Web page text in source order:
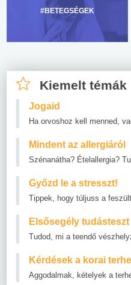
#BETEGSÉGEK
Kiemelt témák
Jogaid
Ha orvoshoz kell menned,
Mindent az allergiáról
Szénanátha? Ételallergia?
Győzd le a stresszt!
Tippek, hogy túljuss a
Elsősegély tudásteszt
Tudod, mi a teendő
Kérdések a korai
Aggodalmak, kételyek a